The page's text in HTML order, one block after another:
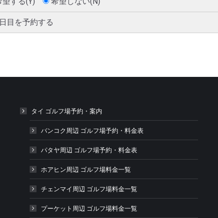
目を予約する
タイ ゴルフ場予約・案内
バンコク周辺 ゴルフ場予約・料金表
パタヤ周辺 ゴルフ場予約・料金表
ホアヒン周辺 ゴルフ場料金一覧
チェンマイ周辺 ゴルフ場料金一覧
プーケット周辺 ゴルフ場料金一覧